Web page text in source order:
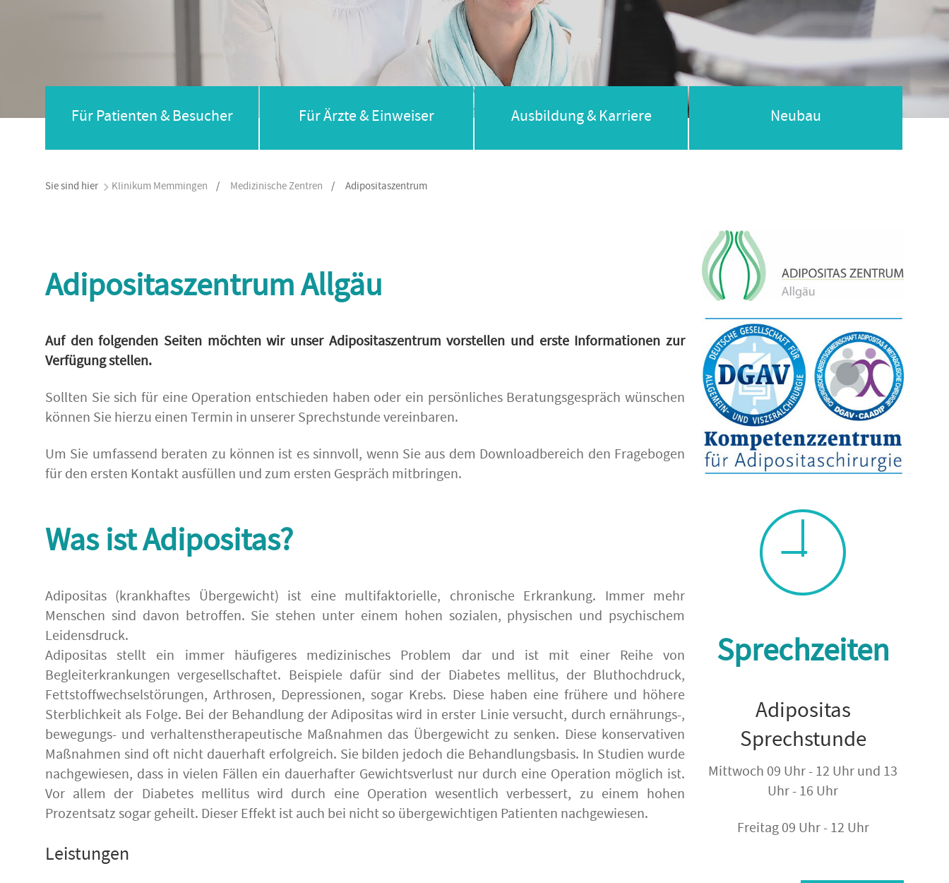
Für Patienten & Besucher Für Ärzte & Einweiser Ausbildung & Karriere Neubau
Sie sind hier Klinikum Memmingen / Medizinische Zentren / Adipositaszentrum
Adipositaszentrum Allgäu
Auf den folgenden Seiten möchten wir unser Adipositaszentrum vorstellen und erste Informationen zur
Verfügung stellen.
Sollten Sie sich für eine Operation entschieden haben oder ein persönliches Beratungsgespräch wünschen
können Sie hierzu einen Termin in unserer Sprechstunde vereinbaren.
Um Sie umfassend beraten zu können ist es sinnvoll, wenn Sie aus dem Downloadbereich den Fragebogen
für den ersten Kontakt ausfüllen und zum ersten Gespräch mitbringen.
Was ist Adipositas?
Adipositas (krankhaftes Übergewicht) ist eine multifaktorielle, chronische Erkrankung. Immer mehr
Menschen sind davon betroffen. Sie stehen unter einem hohen sozialen, physischen und psychischem
Leidensdruck.
Adipositas stellt ein immer häufigeres medizinisches Problem dar und ist mit einer Reihe von
Begleiterkrankungen vergesellschaftet. Beispiele dafür sind der Diabetes mellitus, der Bluthochdruck,
Fettstoffwechselstörungen, Arthrosen, Depressionen, sogar Krebs. Diese haben eine frühere und höhere
Sterblichkeit als Folge. Bei der Behandlung der Adipositas wird in erster Linie versucht, durch ernährungs-,
bewegungs- und verhaltenstherapeutische Maßnahmen das Übergewicht zu senken. Diese konservativen
Maßnahmen sind oft nicht dauerhaft erfolgreich. Sie bilden jedoch die Behandlungsbasis. In Studien wurde
nachgewiesen, dass in vielen Fällen ein dauerhafter Gewichtsverlust nur durch eine Operation möglich ist.
Vor allem der Diabetes mellitus wird durch eine Operation wesentlich verbessert, zu einem hohen
Prozentsatz sogar geheilt. Dieser Effekt ist auch bei nicht so übergewichtigen Patienten nachgewiesen.
Leistungen
Sprechzeiten
Adipositas
Sprechstunde
Mittwoch 09 Uhr - 12 Uhr und 13
Uhr - 16 Uhr
Freitag 09 Uhr - 12 Uhr